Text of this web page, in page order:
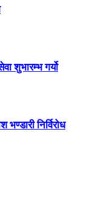
शुभारम्भ गर्यो
निर्विरोध